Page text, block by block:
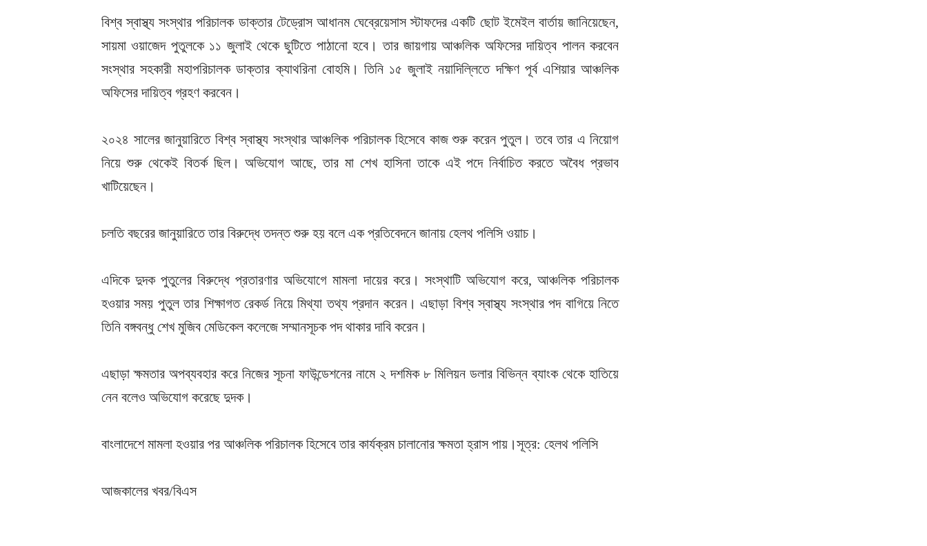
বিশ্ব স্বাস্থ্য সংস্থার পরিচালক ডাক্তার টেড্রোস আধানম ঘেব্রেয়েসাস স্টাফদের একটি ছোট ইমেইল বার্তায় জানিয়েছেন,
সায়মা ওয়াজেদ পুতুলকে ১১ জুলাই থেকে ছুটিতে পাঠানো হবে। তার জায়গায় আঞ্চলিক অফিসের দায়িত্ব পালন করবেন
সংস্থার সহকারী মহাপরিচালক ডাক্তার ক্যাথরিনা বোহমি। তিনি ১৫ জুলাই নয়াদিল্লিতে দক্ষিণ পূর্ব এশিয়ার আঞ্চলিক
অফিসের দায়িত্ব গ্রহণ করবেন।
২০২৪ সালের জানুয়ারিতে বিশ্ব স্বাস্থ্য সংস্থার আঞ্চলিক পরিচালক হিসেবে কাজ শুরু করেন পুতুল। তবে তার এ নিয়োগ
নিয়ে শুরু থেকেই বিতর্ক ছিল। অভিযোগ আছে, তার মা শেখ হাসিনা তাকে এই পদে নির্বাচিত করতে অবৈধ প্রভাব
খাটিয়েছেন।
চলতি বছরের জানুয়ারিতে তার বিরুদ্ধে তদন্ত শুরু হয় বলে এক প্রতিবেদনে জানায় হেলথ পলিসি ওয়াচ।
এদিকে দুদক পুতুলের বিরুদ্ধে প্রতারণার অভিযোগে মামলা দায়ের করে। সংস্থাটি অভিযোগ করে, আঞ্চলিক পরিচালক
হওয়ার সময় পুতুল তার শিক্ষাগত রেকর্ড নিয়ে মিথ্যা তথ্য প্রদান করেন। এছাড়া বিশ্ব স্বাস্থ্য সংস্থার পদ বাগিয়ে নিতে
তিনি বঙ্গবন্ধু শেখ মুজিব মেডিকেল কলেজে সম্মানসূচক পদ থাকার দাবি করেন।
এছাড়া ক্ষমতার অপব্যবহার করে নিজের সূচনা ফাউন্ডেশনের নামে ২ দশমিক ৮ মিলিয়ন ডলার বিভিন্ন ব্যাংক থেকে হাতিয়ে
নেন বলেও অভিযোগ করেছে দুদক।
বাংলাদেশে মামলা হওয়ার পর আঞ্চলিক পরিচালক হিসেবে তার কার্যক্রম চালানোর ক্ষমতা হ্রাস পায়।সূত্র: হেলথ পলিসি
আজকালের খবর/বিএস